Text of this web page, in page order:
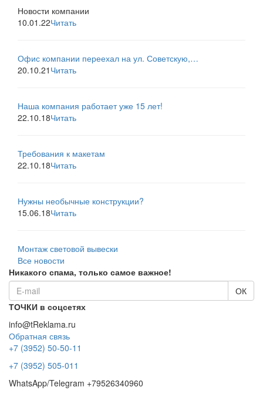
Новости компании
10.01.22Читать
Офис компании переехал на ул. Советскую,…
20.10.21 Читать
Наша компания работает уже 15 лет!
22.10.18Читать
Требования к макетам
22.10.18Читать
Нужны необычные конструкции?
15.06.18Читать
Монтаж световой вывески
Все новости
Никакого спама, только самое важное!
ТОЧКИ в соцсетях
info@tReklama.ru
Обратная связь
+7 (3952) 50-50-11
+7 (3952) 505-011
WhatsApp/Telegram +79526340960